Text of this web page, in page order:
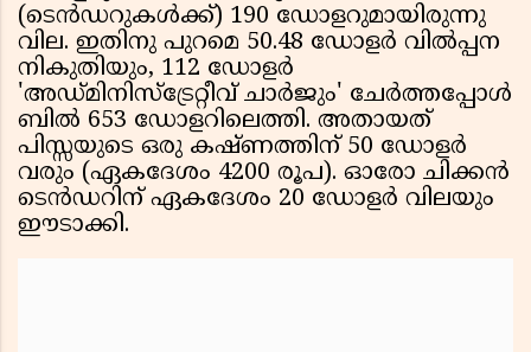
(ടെൻഡറുകൾക്ക്) 190 ഡോളറുമായിരുന്നു
വില. ഇതിനു പുറമെ 50.48 ഡോളർ വിൽപ്പന
നികുതിയും, 112 ഡോളർ
'അഡ്മിനിസ്ട്രേറ്റീവ് ചാർജും' ചേർത്തപ്പോൾ
ബിൽ 653 ഡോളറിലെത്തി. അതായത്
പിസ്സയുടെ ഒരു കഷ്ണത്തിന് 50 ഡോളർ
വരും (ഏകദേശം 4200 രൂപ). ഓരോ ചിക്കൻ
ടെൻഡറിന് ഏകദേശം 20 ഡോളർ വിലയും
ഈടാക്കി.